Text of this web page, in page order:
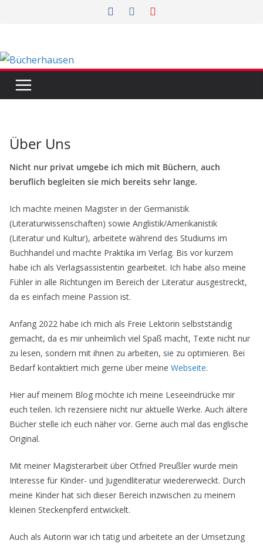
Über Uns
Nicht nur privat umgebe ich mich mit Büchern, auch
beruflich begleiten sie mich bereits sehr lange.
Ich machte meinen Magister in der Germanistik
(Literaturwissenschaften) sowie Anglistik/Amerikanistik
(Literatur und Kultur), arbeitete während des Studiums im
Buchhandel und machte Praktika im Verlag. Bis vor kurzem
habe ich als Verlagsassistentin gearbeitet. Ich habe also meine
Fühler in alle Richtungen im Bereich der Literatur ausgestreckt,
da es einfach meine Passion ist.
Anfang 2022 habe ich mich als Freie Lektorin selbstständig
gemacht, da es mir unheimlich viel Spaß macht, Texte nicht nur
zu lesen, sondern mit ihnen zu arbeiten, sie zu optimieren. Bei
Bedarf kontaktiert mich gerne über meine Webseite.
Hier auf meinem Blog möchte ich meine Leseeindrücke mir
euch teilen. Ich rezensiere nicht nur aktuelle Werke. Auch ältere
Bücher stelle ich euch näher vor. Gerne auch mal das englische
Original.
Mit meiner Magisterarbeit über Otfried Preußler wurde mein
Interesse für Kinder- und Jugendliteratur wiedererweckt. Durch
meine Kinder hat sich dieser Bereich inzwischen zu meinem
kleinen Steckenpferd entwickelt.
Auch als Autorin war ich tätig und arbeitete an der Umsetzung